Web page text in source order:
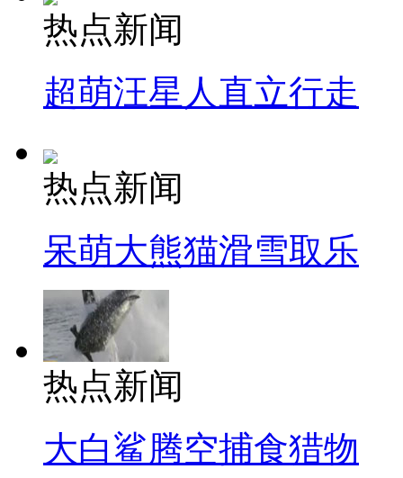
热点新闻
超萌汪星人直立行走
热点新闻
呆萌大熊猫滑雪取乐
热点新闻
大白鲨腾空捕食猎物